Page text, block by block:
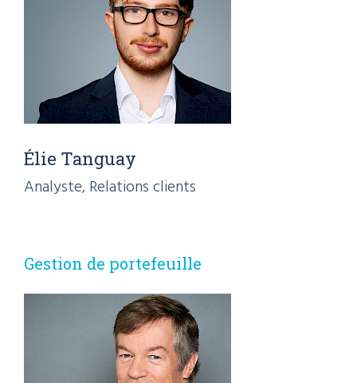
Élie Tanguay
Analyste, Relations clients
Gestion de portefeuille